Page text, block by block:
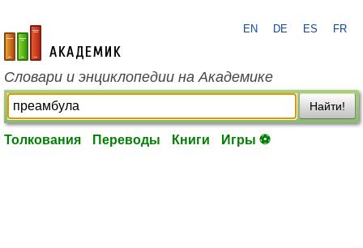
academic.ru
EN DE ES FR
Словари и энциклопедии на Академике
Найти!
Толкования Переводы Книги Игры ⚽